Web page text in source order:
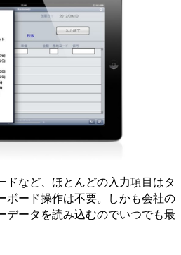
ドなど、ほとんどの入力項目はタ
ボード操作は不要。しかも会社の
データを読み込むのでいつでも最